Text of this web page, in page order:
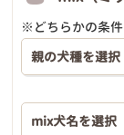
※どちらかの条